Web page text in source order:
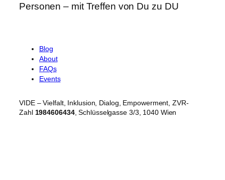
Personen – mit Treffen von Du zu DU
Blog
About
FAQs
Events
VIDE – Vielfalt, Inklusion, Dialog, Empowerment, ZVR-
Zahl 1984606434, Schlüsselgasse 3/3, 1040 Wien